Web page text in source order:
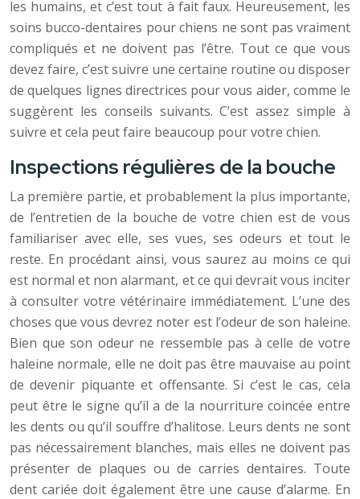
les humains, et c’est tout à fait faux. Heureusement, les
soins bucco-dentaires pour chiens ne sont pas vraiment
compliqués et ne doivent pas l’être. Tout ce que vous
devez faire, c’est suivre une certaine routine ou disposer
de quelques lignes directrices pour vous aider, comme le
suggèrent les conseils suivants. C’est assez simple à
suivre et cela peut faire beaucoup pour votre chien.
Inspections régulières de la bouche
La première partie, et probablement la plus importante,
de l’entretien de la bouche de votre chien est de vous
familiariser avec elle, ses vues, ses odeurs et tout le
reste. En procédant ainsi, vous saurez au moins ce qui
est normal et non alarmant, et ce qui devrait vous inciter
à consulter votre vétérinaire immédiatement. L’une des
choses que vous devrez noter est l’odeur de son haleine.
Bien que son odeur ne ressemble pas à celle de votre
haleine normale, elle ne doit pas être mauvaise au point
de devenir piquante et offensante. Si c’est le cas, cela
peut être le signe qu’il a de la nourriture coincée entre
les dents ou qu’il souffre d’halitose. Leurs dents ne sont
pas nécessairement blanches, mais elles ne doivent pas
présenter de plaques ou de carries dentaires. Toute
dent cariée doit également être une cause d’alarme. En